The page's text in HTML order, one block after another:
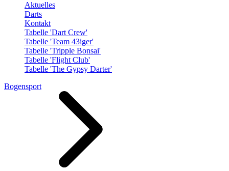
Aktuelles
Darts
Kontakt
Tabelle 'Dart Crew'
Tabelle 'Team 43iger'
Tabelle 'Tripple Bonsai'
Tabelle 'Flight Club'
Tabelle 'The Gypsy Darter'
Bogensport